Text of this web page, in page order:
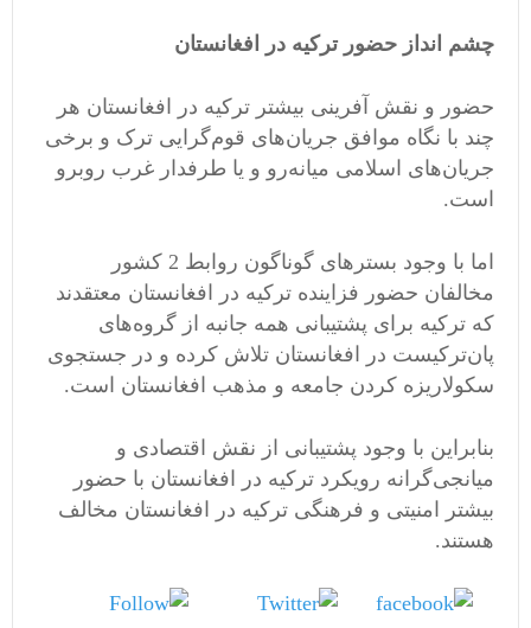
چشم انداز حضور ترکیه در افغانستان
حضور و نقش آفرینی بیشتر ترکیه در افغانستان هر
چند با نگاه موافق جریان‌های قوم‌گرایی ترک و برخی
جریان‌های اسلامی میانه‌رو و یا طرفدار غرب روبرو
است.
اما با وجود بسترهای گوناگون روابط 2 کشور
مخالفان حضور فزاینده ترکیه در افغانستان معتقدند
که ترکیه برای پشتیبانی همه جانبه از گروه‌های
پان‌ترکیست در افغانستان تلاش کرده و در جستجوی
سکولاریزه کردن جامعه و مذهب افغانستان است.
بنابراین با وجود پشتیبانی از نقش اقتصادی و
میانجی‌گرانه رویکرد ترکیه در افغانستان با حضور
بیشتر امنیتی و فرهنگی ترکیه در افغانستان مخالف
هستند.
Follow